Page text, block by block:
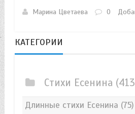
Марина Цветаева
0
КАТЕГОРИИ
Стихи Есенина
Длинные стихи Есенина (75)